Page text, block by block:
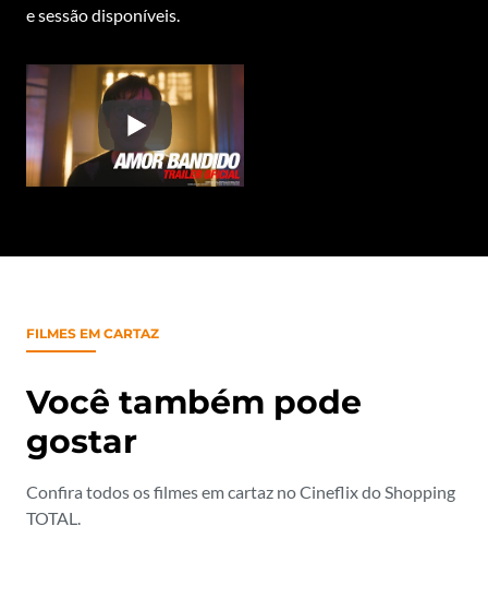
e sessão disponíveis.
FILMES EM CARTAZ
Você também pode
gostar
Confira todos os filmes em cartaz no Cineflix do Shopping
TOTAL.